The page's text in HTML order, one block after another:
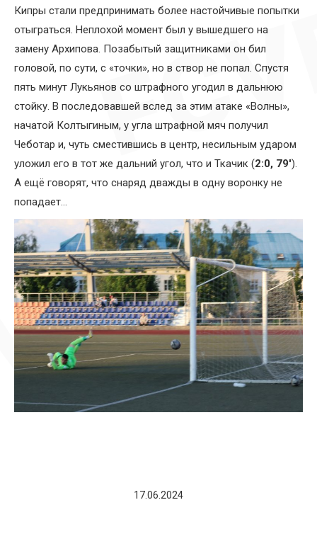
Кипры стали предпринимать более настойчивые попытки
отыграться. Неплохой момент был у вышедшего на
замену Архипова. Позабытый защитниками он бил
головой, по сути, с «точки», но в створ не попал. Спустя
пять минут Лукьянов со штрафного угодил в дальнюю
стойку. В последовавшей вслед за этим атаке «Волны»,
начатой Колтыгиным, у угла штрафной мяч получил
Чеботар и, чуть сместившись в центр, несильным ударом
уложил его в тот же дальний угол, что и Ткачик (2:0, 79′).
А ещё говорят, что снаряд дважды в одну воронку не
попадает…
17.06.2024